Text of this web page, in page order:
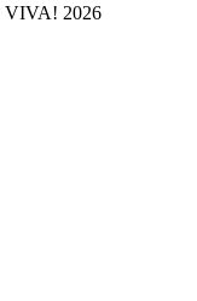
VIVA! 2026